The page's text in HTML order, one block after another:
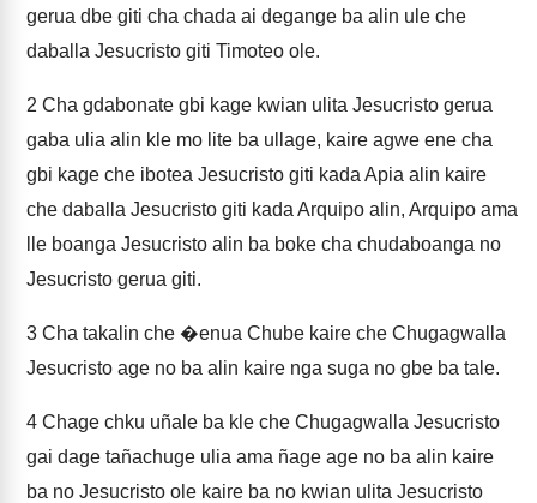
gerua dbe giti cha chada ai degange ba alin ule che
daballa Jesucristo giti Timoteo ole.
2 Cha gdabonate gbi kage kwian ulita Jesucristo gerua
gaba ulia alin kle mo lite ba ullage, kaire agwe ene cha
gbi kage che ibotea Jesucristo giti kada Apia alin kaire
che daballa Jesucristo giti kada Arquipo alin, Arquipo ama
lle boanga Jesucristo alin ba boke cha chudaboanga no
Jesucristo gerua giti.
3 Cha takalin che �enua Chube kaire che Chugagwalla
Jesucristo age no ba alin kaire nga suga no gbe ba tale.
4 Chage chku uñale ba kle che Chugagwalla Jesucristo
gai dage tañachuge ulia ama ñage age no ba alin kaire
ba no Jesucristo ole kaire ba no kwian ulita Jesucristo